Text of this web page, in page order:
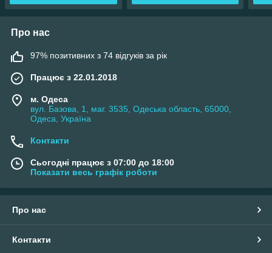
Про нас
97% позитивних з 74 відгуків за рік
Працює з 22.01.2018
м. Одеса
вул. Базова, 1, маг. 3535, Одеська область, 65000,
Одеса, Україна
Контакти
Сьогодні працює з 07:00 до 18:00
Показати весь графік роботи
Про нас
Контакти